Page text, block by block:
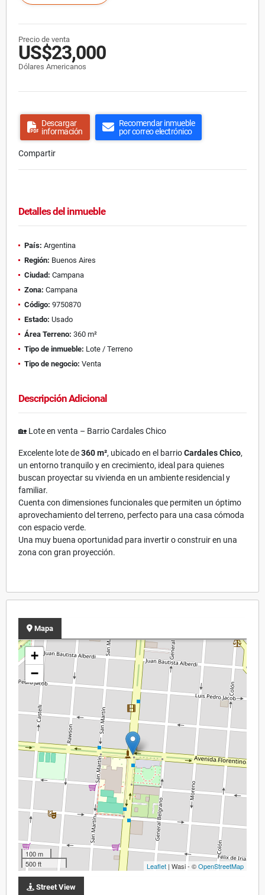
Precio de venta
US$23,000
Dólares Americanos
Descargar
información
Recomendar inmueble
por correo electrónico
Compartir
Detalles del inmueble
País: Argentina
Región: Buenos Aires
Ciudad: Campana
Zona: Campana
Código: 9750870
Estado: Usado
Área Terreno: 360 m²
Tipo de inmueble: Lote / Terreno
Tipo de negocio: Venta
Descripción Adicional
🏡 Lote en venta – Barrio Cardales Chico
Excelente lote de360 m², ubicado en el barrioCardales Chico,
un entorno tranquilo y en crecimiento, ideal para quienes
buscan proyectar su vivienda en un ambiente residencial y
familiar.
Cuenta con dimensiones funcionales que permiten un óptimo
aprovechamiento del terreno, perfecto para una casa cómoda
con espacio verde.
Una muy buena oportunidad para invertir o construir en una
zona con gran proyección.
Mapa
+
−
100 m
500 ft
Leaflet | Wasi - ©OpenStreetMap
Street View